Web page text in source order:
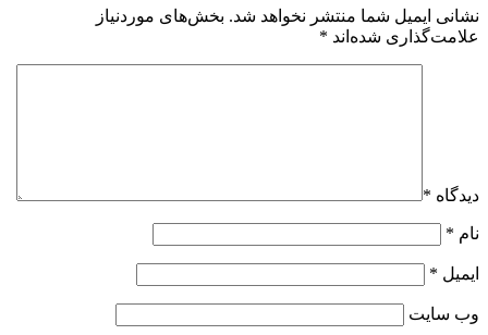
نشانی ایمیل شما منتشر نخواهد شد. بخش‌های موردنیاز
علامت‌گذاری شده‌اند *
دیدگاه *
نام *
ایمیل *
وب‌ سایت